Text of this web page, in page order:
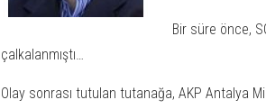
Bir süre önce,
çalkalanmıştı…
Olay sonrası tutulan tutanağa, AKP Antalya